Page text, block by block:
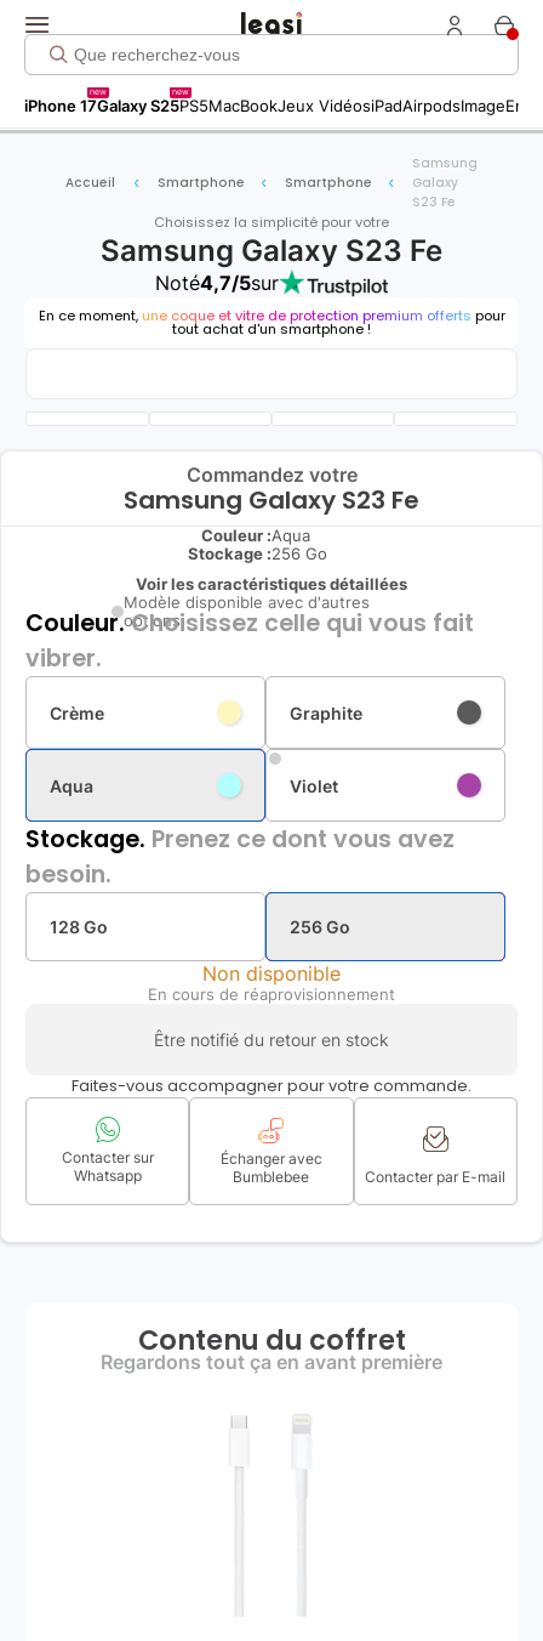
iPhone 17
new
Galaxy S25
new
PS5MacBookJeux VidéosiPadAirpodsImage
Accueil Smartphone Smartphone
Samsung
Galaxy
S23 Fe
Choisissez la simplicité pour votre
Samsung Galaxy S23 Fe
Noté4,7/5sur
En ce moment, une coque et vitre de protection premium offerts pour
tout achat d'un smartphone !
Commandez votre
Samsung Galaxy S23 Fe
Couleur :Aqua
Stockage :256 Go
Voir les caractéristiques détaillées
Modèle disponible avec d'autres
options
Couleur.Choisissez celle qui vous fait
vibrer.
Crème Graphite
Aqua Violet
Stockage. Prenez ce dont vous avez
besoin.
128 Go 256 Go
Non disponible
En cours de réaprovisionnement
Être notifié du retour en stock
Faites-vous accompagner pour votre commande.
Contacter sur
Whatsapp
Échanger avec
Bumblebee
Contacter par E-mail
Contenu du coffret
Regardons tout ça en avant première